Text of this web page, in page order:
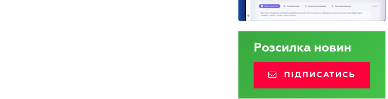
Розсилка новин
ПІДПИСАТИСЬ